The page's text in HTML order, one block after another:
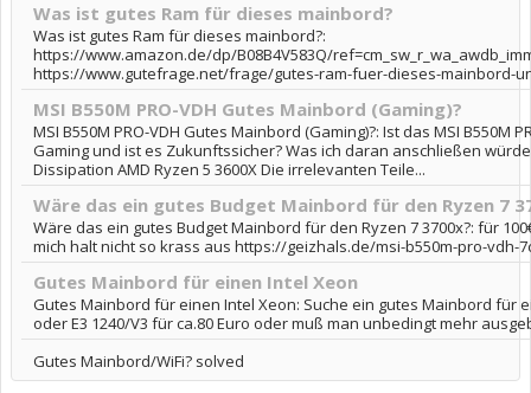
Was ist gutes Ram für dieses mainbord?
Was ist gutes Ram für dieses mainbord?:
https://www.amazon.de/dp/B08B4V583Q/
https://www.gutefrage.net/frage/gutes-ram-fuer-dieses-mainbord-
MSI B550M PRO-VDH Gutes Mainbord (Gaming)?
MSI B550M PRO-VDH Gutes Mainbord (Gaming)?: Ist das MSI B550M
Gaming und ist es Zukunftssicher? Was ich daran anschließen würde:
Dissipation AMD Ryzen 5 3600X Die irrelevanten Teile...
Wäre das ein gutes Budget Mainbord für den Ryzen 7
Wäre das ein gutes Budget Mainbord für den Ryzen 7 3700x?: für
mich halt nicht so krass aus https://geizhals.de/msi-b550m-pro-vdh-
Gutes Mainbord für einen Intel Xeon
Gutes Mainbord für einen Intel Xeon: Suche ein gutes Mainbord für
oder E3 1240/V3 für ca.80 Euro oder muß man unbedingt mehr
Gutes Mainbord/WiFi? solved